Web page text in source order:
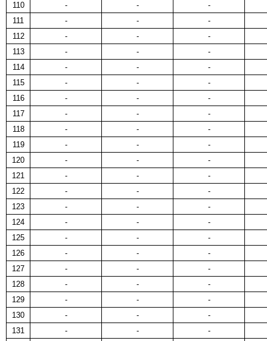
110
- -
-
111
- -
-
112
- -
-
113
- -
-
114
- -
-
115
- -
-
116
- -
-
117
- -
-
118
- -
-
119
- -
-
120
- -
-
121
- -
-
122
- -
-
123
- -
-
124
- -
-
125
- -
-
126
- -
-
127
- -
-
128
- -
-
129
- -
-
130
- -
-
131
- -
-